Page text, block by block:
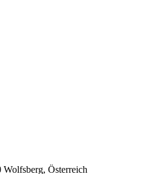
Wolfsberg, Österreich